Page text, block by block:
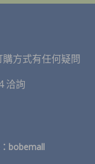
方式有任何疑問
洽詢
bobemall